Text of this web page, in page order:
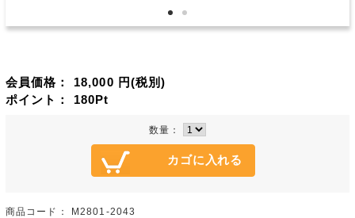
会員価格： 18,000 円(税別)
ポイント： 180Pt
数量：
商品コード： M2801-2043